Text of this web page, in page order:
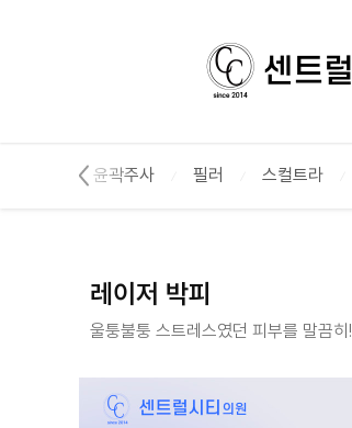
윤곽주사 필러 스컬트라
레이저 박피
울퉁불퉁 스트레스였던 피부를 말끔히!